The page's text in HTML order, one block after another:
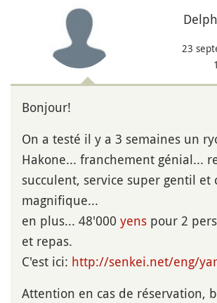
23
Bonjour!
On a testé il y a 3 semaines un
Hakone... franchement génial...
succulent, service super gentil et
magnifique...
en plus... 48'000 yens pour 2
et repas.
C'est ici: http://senkei.net/eng/
Attention en cas de réservation,